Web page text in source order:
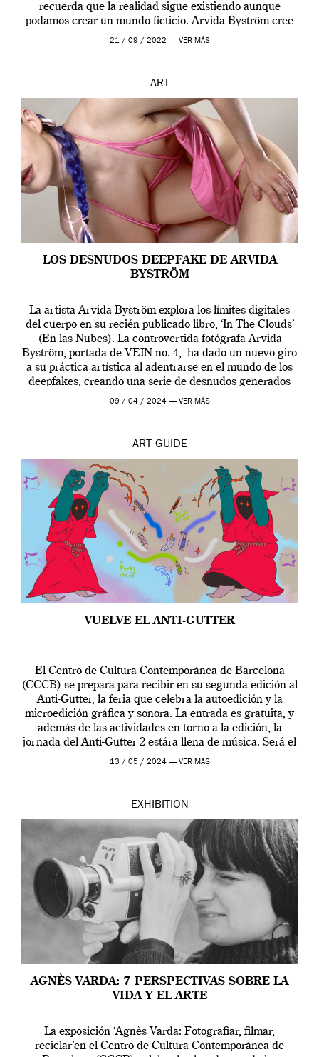
recuerda que la realidad sigue existiendo aunque
podamos crear un mundo ficticio. Arvida Byström cree
que los humanos tienen un complejo […]
21 / 09 / 2022 — VER MÁS
ART
LOS DESNUDOS DEEPFAKE DE ARVIDA
BYSTRÖM
La artista Arvida Byström explora los límites digitales
del cuerpo en su recién publicado libro, ‘In The Clouds’
(En las Nubes). La controvertida fotógrafa Arvida
Byström, portada de VEIN no. 4, ha dado un nuevo giro
a su práctica artística al adentrarse en el mundo de los
deepfakes, creando una serie de desnudos generados
por […]
09 / 04 / 2024 — VER MÁS
ART GUIDE
VUELVE EL ANTI-GUTTER
El Centro de Cultura Contemporánea de Barcelona
(CCCB) se prepara para recibir en su segunda edición al
Anti-Gutter, la feria que celebra la autoedición y la
microedición gráfica y sonora. La entrada es gratuita, y
además de las actividades en torno a la edición, la
jornada del Anti-Gutter 2 estára llena de música. Será el
[…]
13 / 05 / 2024 — VER MÁS
EXHIBITION
AGNÈS VARDA: 7 PERSPECTIVAS SOBRE LA
VIDA Y EL ARTE
La exposición ‘Agnès Varda: Fotografiar, filmar,
reciclar’en el Centro de Cultura Contemporánea de